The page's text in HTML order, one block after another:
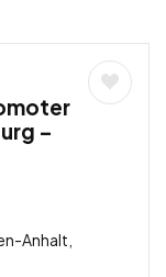
–
Anhalt,